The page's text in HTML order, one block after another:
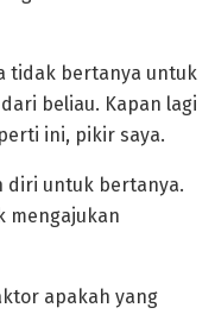
tidak bertanya untuk
beliau. Kapan lagi
ini, pikir saya.
diri untuk bertanya.
mengajukan
apakah yang